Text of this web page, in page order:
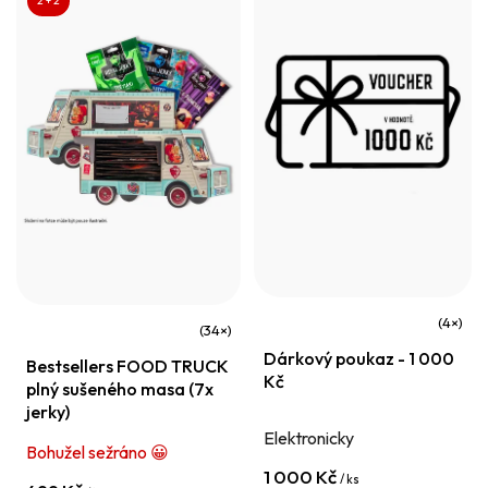
hodnocení
produktu
4,2
Bestsellers FOOD TRUCK
plný sušeného masa (7x
jerky)
Bohužel sežráno 😀
hodnocení
produktu
z
Dárkový poukaz - 1 000
Kč
Elektronicky
1 000 Kč / ks